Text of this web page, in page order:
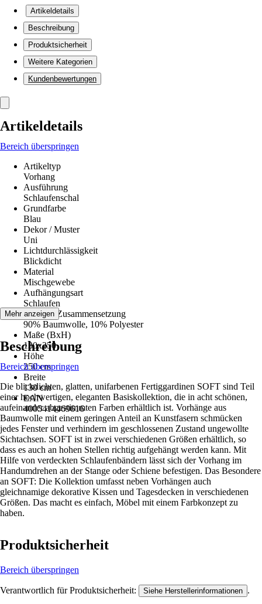
Artikeldetails
Beschreibung
Produktsicherheit
Weitere Kategorien
Kundenbewertungen
Artikeldetails
Bereich überspringen
Artikeltyp
Vorhang
Ausführung
Schlaufenschal
Grundfarbe
Blau
Dekor / Muster
Uni
Lichtdurchlässigkeit
Blickdicht
Material
Mischgewebe
Aufhängungsart
Schlaufen
Material-Zusammensetzung
90% Baumwolle, 10% Polyester
Maße (BxH)
130x250
Höhe
250 cm
Breite
130 cm
EAN
4005414469616
Mehr anzeigen
Beschreibung
Bereich überspringen
Die blickdichten, glatten, unifarbenen Fertiggardinen SOFT sind Teil
einer hochwertigen, eleganten Basiskollektion, die in acht schönen,
aufeinander abgestimmten Farben erhältlich ist. Vorhänge aus
Baumwolle mit einem geringen Anteil an Kunstfasern schmücken
jedes Fenster und verhindern im geschlossenen Zustand ungewollte
Sichtachsen. SOFT ist in zwei verschiedenen Größen erhältlich, so
dass es auch an hohen Stellen richtig aufgehängt werden kann. Mit
Hilfe von verdeckten Schlaufenbändern lässt sich der Vorhang im
Handumdrehen an der Stange oder Schiene befestigen. Das Besondere
an SOFT: Die Kollektion umfasst neben Vorhängen auch
gleichnamige dekorative Kissen und Tagesdecken in verschiedenen
Größen. Das macht es einfach, Möbel mit einem Farbkonzept zu
haben.
Produktsicherheit
Bereich überspringen
Verantwortlich für Produktsicherheit: Siehe Herstellerinformationen .